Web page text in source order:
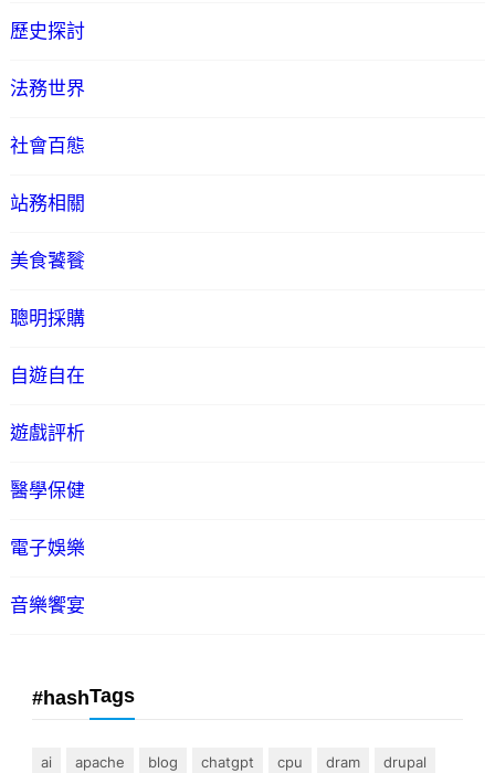
歷史探討
法務世界
社會百態
站務相關
美食饕餮
聰明採購
自遊自在
遊戲評析
醫學保健
電子娛樂
音樂饗宴
#hashTags
ai apache blog chatgpt cpu dram
drupal